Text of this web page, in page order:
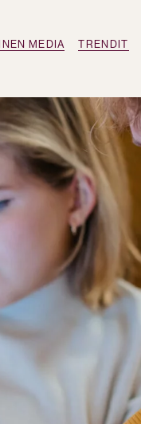
MEDIA TRENDIT